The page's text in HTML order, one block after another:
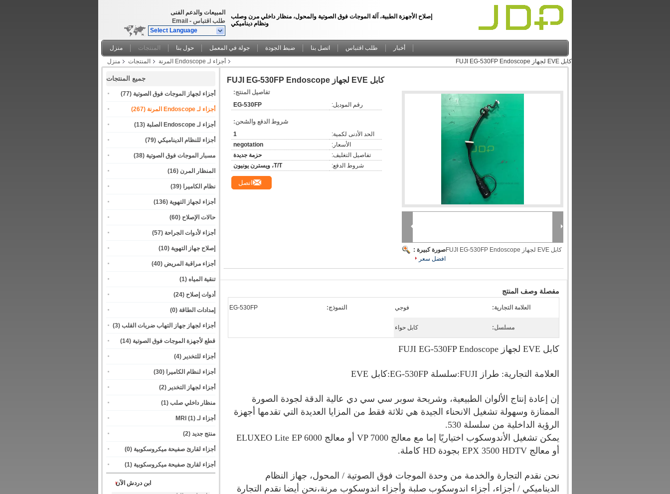
إصلاح الأجهزة الطبية، آلة الموجات فوق الصوتية والمحول، منظار داخلي مرن وصلب
ونظام ديناميكي
المبيعات والدعم الفنى
طلب اقتباس -
Email
Select Language
منزل المنتجات حول بنا جولة في المعمل ضبط الجودة اتصل بنا طلب اقتباس
أخبار
منزل
المنتجات أجزاء لـ Endoscope المرنة كابل EVE لجهاز FUJI EG-530FP Endoscope
جميع المنتجات
أجزاء لجهاز الموجات فوق الصوتية (77)
أجزاء لـ Endoscope المرنة (267)
أجزاء لـ Endoscope الصلبة (13)
أجزاء للنظام الديناميكي (79)
مسبار الموجات فوق الصوتية (38)
المنظار المرن (16)
نظام الكاميرا (39)
أجزاء لجهاز التهوية (136)
حالات الإصلاح (60)
أجزاء لأدوات الجراحة (57)
إصلاح جهاز التهوية (10)
أجزاء مراقبة المريض (40)
تنقية المياه (1)
أدوات إصلاح (24)
إمدادات الطاقة (0)
أجزاء لجهاز جهاز التهاب ضربات القلب (3)
قطع لأجهزة الموجات فوق الصوتية (14)
أجزاء للتخدير (4)
أجزاء لنظام الكاميرا (30)
أجزاء لجهاز التخدير (2)
منظار داخلي صلب (1)
أجزاء لـ MRI (1)
منتج جديد (2)
أجزاء لقارئ صفيحة ميكروسكوبية (0)
أجزاء لقارئ صفيحة ميكروسكوبية (1)
ابن دردش الآن
كابل EVE لجهاز FUJI EG-530FP Endoscope
صورة كبيرة :
كابل EVE لجهاز FUJI EG-530FP Endoscope
افضل سعر
تفاصيل المنتج:
رقم الموديل:
EG-530FP
شروط الدفع والشحن:
الحد الأدنى لكمية:
1
الأسعار:
negotation
تفاصيل التغليف:
حزمة جديدة
شروط الدفع:
T/T، ويسترن يونيون
اتصل
مفصلة وصف المنتج
العلامة التجارية: فوجي النموذج: EG-530FP
مسلسل: كابل حواء
كابل EVE لجهاز FUJI EG-530FP Endoscope
العلامة التجارية: طراز FUJI:سلسلة EG-530FP:كابل EVE
إن إعادة إنتاج الألوان الطبيعية، وشريحة سوبر سي سي دي عالية الدقة لجودة الصورة
الممتازة وسهولة تشغيل الانحناء الجيدة هي ثلاثة فقط من المزايا العديدة التي تقدمها أجهزة
الرؤية الداخلية من سلسلة 530.
يمكن تشغيل الأندوسكوب اختياريًا إما مع معالج VP 7000 أو معالج ELUXEO Lite EP 6000
أو معالج EPX 3500 HDTV بجودة HD كاملة.
نحن نقدم التجارة والخدمة من وحدة الموجات فوق الصوتية / المحول، جهاز النظام
الديناميكي / أجزاء، أجزاء اندوسكوب صلبة وأجزاء اندوسكوب مرنة،نحن أيضا نقدم التجارة